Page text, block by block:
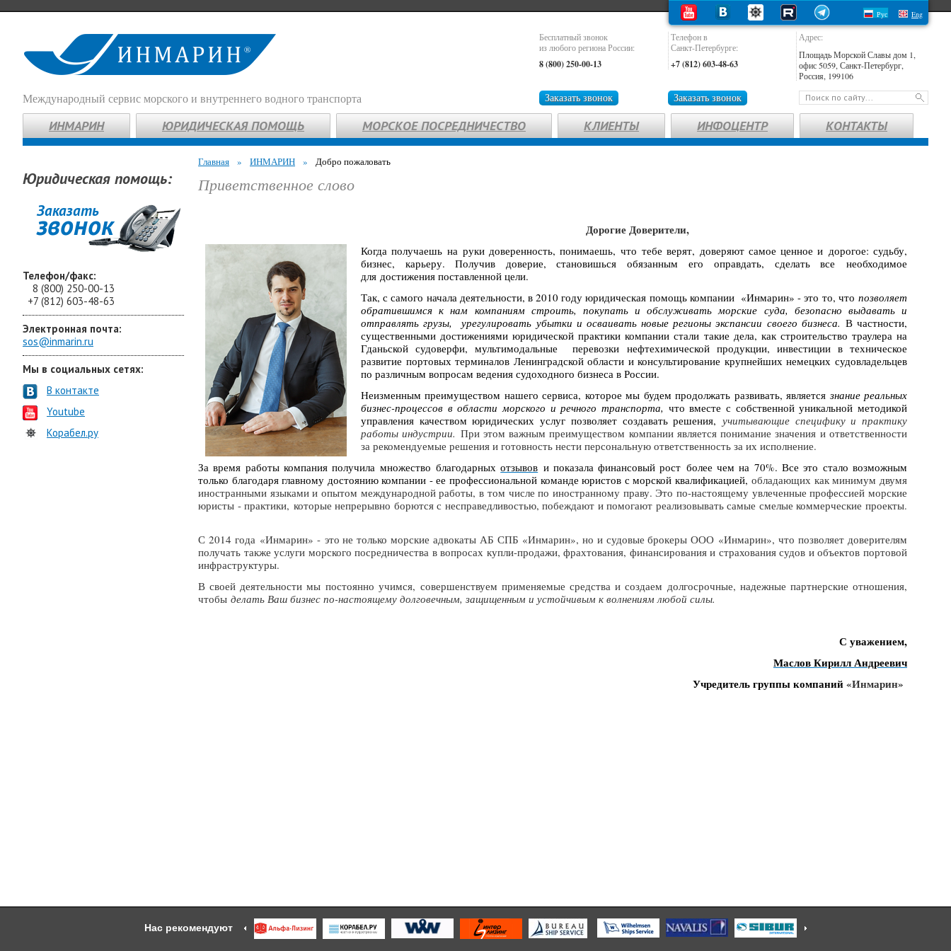
Рус Eng
Бесплатный звонок
из любого региона России:
8 (800) 250-00-13
Телефон в
Санкт-Петербурге:
+7 (812) 603-48-63
Адрес:
Площадь Морской Славы дом 1,
офис 5059, Санкт-Петербург,
Россия, 199106
Международный сервис морского и внутреннего водного транспорта Заказать звонок Заказать звонок
ИНМАРИН ЮРИДИЧЕСКАЯ ПОМОЩЬ МОРСКОЕ ПОСРЕДНИЧЕСТВО КЛИЕНТЫ ИНФОЦЕНТР КОНТАКТЫ
Главная » ИНМАРИН » Добро пожаловать
Приветственное слово
Дорогие Доверители,
Когда получаешь на руки доверенность, понимаешь, что тебе верят, доверяют самое ценное и дорогое: судьбу,
бизнес, карьеру. Получив доверие, становишься обязанным его оправдать, сделать все необходимое
для достижения поставленной цели.
Так, с самого начала деятельности, в 2010 году юридическая помощь компании «Инмарин» - это то, что позволяет
обратившимся к нам компаниям строить, покупать и обслуживать морские суда, безопасно выдавать и
отправлять грузы, урегулировать убытки и осваивать новые регионы экспансии своего бизнеса. В частности,
существенными достижениями юридической практики компании стали такие дела, как строительство траулера на
Гданьской судоверфи, мультимодальные перевозки нефтехимической продукции, инвестиции в техническое
развитие портовых терминалов Ленинградской области и консультирование крупнейших немецких судовладельцев
по различным вопросам ведения судоходного бизнеса в России.
Неизменным преимуществом нашего сервиса, которое мы будем продолжать развивать, является знание реальных
бизнес-процессов в области морского и речного транспорта, что вместе с собственной уникальной методикой
управления качеством юридических услуг позволяет создавать решения, учитывающие специфику и практику
работы индустрии. При этом важным преимуществом компании является понимание значения и ответственности
за рекомендуемые решения и готовность нести персональную ответственность за их исполнение.
За время работы компания получила множество благодарныхотзывов и показала финансовый рост более чем на 70%. Все это стало возможным
только благодаря главному достоянию компании - ее профессиональной команде юристов с морской квалификацией,обладающих как минимум двумя
иностранными языками и опытом международной работы, в том числе по иностранному праву. Это по-настоящему увлеченные профессией морские
юристы - практики, которые непрерывно борются с несправедливостью, побеждают и помогают реализовывать самые смелые коммерческие проекты.
С 2014 года «Инмарин» - это не только морские адвокаты АБ СПБ «Инмарин», но и судовые брокеры ООО «Инмарин», что позволяет доверителям
получать также услуги морского посредничества в вопросах купли-продажи, фрахтования, финансирования и страхования судов и объектов портовой
инфраструктуры.
В своей деятельности мы постоянно учимся, совершенствуем применяемые средства и создаем долгосрочные, надежные партнерские отношения,
чтобы делать Ваш бизнес по-настоящему долговечным, защищенным и устойчивым к волнениям любой силы.
С уважением,
Маслов Кирилл Андреевич
Учредитель группы компаний«Инмарин»
Юридическая помощь:
Заказать
звонок
Телефон/факс:
8 (800) 250-00-13
+7 (812) 603-48-63
Электронная почта:
sos@inmarin.ru
Мы в социальных сетях:
В контакте
Youtube
Корабел.ру
Нас рекомендуют